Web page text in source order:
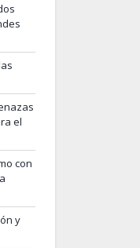
el
con
y